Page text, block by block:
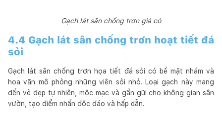
Gạch lát sân chống trơn giả cỏ
4.4 Gạch lát sân chống trơn hoạt tiết đá
sỏi
Gạch lát sân chống trơn họa tiết đá sỏi có bề mặt nhám và
hoa văn mô phỏng những viên sỏi nhỏ. Loại gạch này mang
đến vẻ đẹp tự nhiên, mộc mạc và gần gũi cho không gian sân
vườn, tạo điểm nhấn độc đáo và hấp dẫn.